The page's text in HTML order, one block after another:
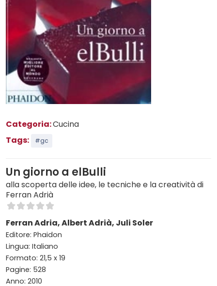
Categoria:Cucina
Tags:
#gc
Un giorno a elBulli
alla scoperta delle idee, le tecniche e la creatività di
Ferran Adrià
Ferran Adria, Albert Adrià, Juli Soler
Editore: Phaidon
Lingua: Italiano
Formato: 21,5 x 19
Pagine: 528
Anno: 2010